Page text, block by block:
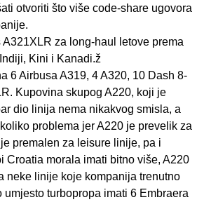
otvoriti što više code-share ugovora
A321XLR za long-haul letove prema
Kini i Kanadi.ž
6 Airbusa A319, 4 A320, 10 Dash 8-
Kupovina skupog A220, koji je
dio linija nema nikakvog smisla, a
problema jer A220 je prevelik za
premalen za leisure linije, pa i
Croatia morala imati bitno više, A220
neke linije koje kompanija trenutno
umjesto turbopropa imati 6 Embraera